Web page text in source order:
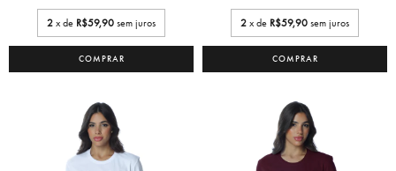
2x de R$59,90sem juros
COMPRAR
2x de R$59,90sem juros
COMPRAR